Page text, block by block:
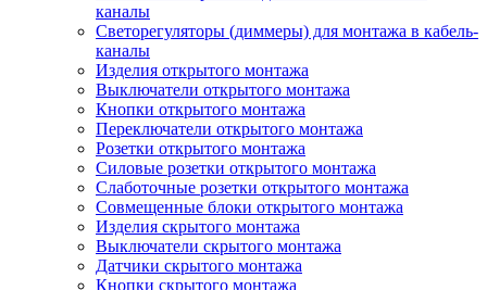
каналы
Светорегуляторы (диммеры) для монтажа в кабель-
каналы
Изделия открытого монтажа
Выключатели открытого монтажа
Кнопки открытого монтажа
Переключатели открытого монтажа
Розетки открытого монтажа
Силовые розетки открытого монтажа
Слаботочные розетки открытого монтажа
Совмещенные блоки открытого монтажа
Изделия скрытого монтажа
Выключатели скрытого монтажа
Датчики скрытого монтажа
Кнопки скрытого монтажа